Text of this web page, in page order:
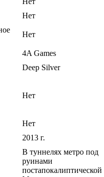
Нет
Нет
4A Games
Deep Silver
Нет
Нет
2013 г.
В туннелях метро под
руинами
постапокалиптической